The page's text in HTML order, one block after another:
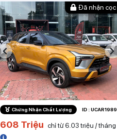
Đã nhận cọc
Chứng Nhận Chất Lượng ID : UCAR1989
608 Triệu chỉ từ 6.03 triệu / tháng